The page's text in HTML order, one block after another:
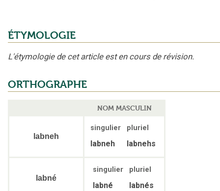
ÉTYMOLOGIE
L'étymologie de cet article est en cours de révision.
ORTHOGRAPHE
NOM MASCULIN
labneh
singulier pluriel
labneh labnehs
labné
singulier pluriel
labné labnés